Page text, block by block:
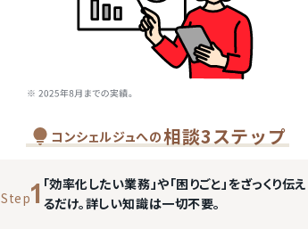
コンシェルジュへの相談3ステップ
Step1 「効率化したい業務」や「困りごと」をざっくり伝え
るだけ。詳しい知識は一切不要。